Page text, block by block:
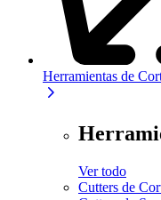
Herramientas de
Ver todo
Cutters de